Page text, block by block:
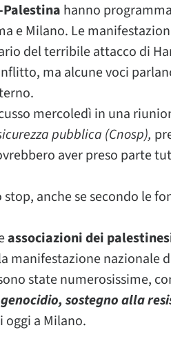
hanno
e Milano. Le
del terribile attacco di
ma alcune voci
mercoledì in una
pubblica (Cnosp),
aver preso parte
anche se secondo le
associazioni dei
manifestazione nazionale
state numerosissime,
sostegno alla
a Milano.